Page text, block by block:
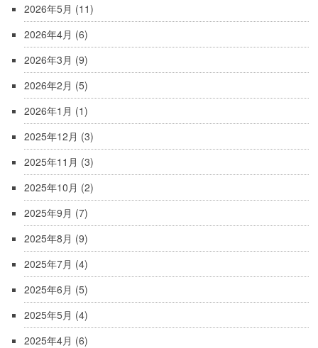
2026年5月 (11)
2026年4月 (6)
2026年3月 (9)
2026年2月 (5)
2026年1月 (1)
2025年12月 (3)
2025年11月 (3)
2025年10月 (2)
2025年9月 (7)
2025年8月 (9)
2025年7月 (4)
2025年6月 (5)
2025年5月 (4)
2025年4月 (6)